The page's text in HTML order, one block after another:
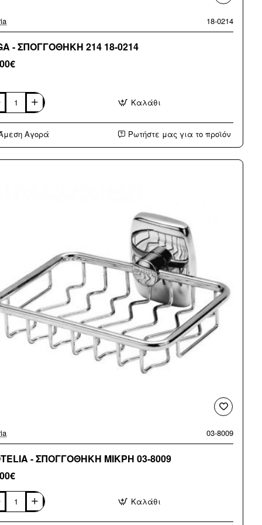
18-0214
- ΣΠΟΓΓΟΘΗΚΗ 214 18-0214
Καλάθι
Αγορά Ρωτήστε μας για το προϊόν
03-8009
- ΣΠΟΓΓΟΘΗΚΗ ΜΙΚΡΗ 03-8009
Καλάθι